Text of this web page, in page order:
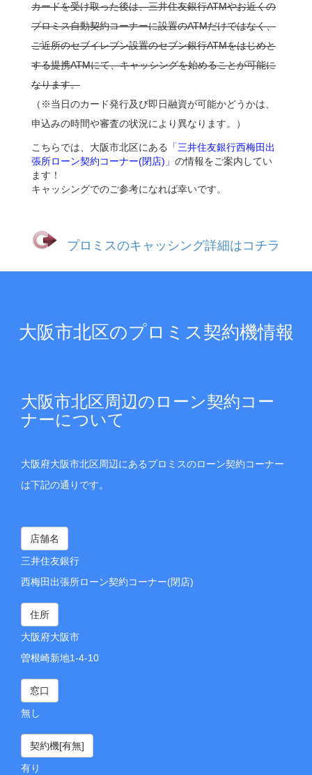
カードを受け取った後は、三井住友銀行ATMやお近くの
プロミス自動契約コーナーに設置のATMだけではなく、
ご近所のセブイレブン設置のセブン銀行ATMをはじめと
する提携ATMにて、キャッシングを始めることが可能に
なります。
（※当日のカード発行及び即日融資が可能かどうかは、
申込みの時間や審査の状況により異なります。）
こちらでは、大阪市北区にある
「三井住友銀行西梅田出
張所ローン契約コーナー(閉店)」 の情報をご案内してい
ます！
キャッシングでのご参考になれば幸いです。
プロミスのキャッシング詳細はコチラ
大阪市北区のプロミス契約機情報
大阪市北区周辺のローン契約コー
ナーについて
大阪府大阪市北区周辺にあるプロミスのローン契約コーナー
は下記の通りです。
店舗名
三井住友銀行
西梅田出張所ローン契約コーナー(閉店)
住所
大阪府大阪市
曽根崎新地1-4-10
窓口
無し
契約機[有無]
有り